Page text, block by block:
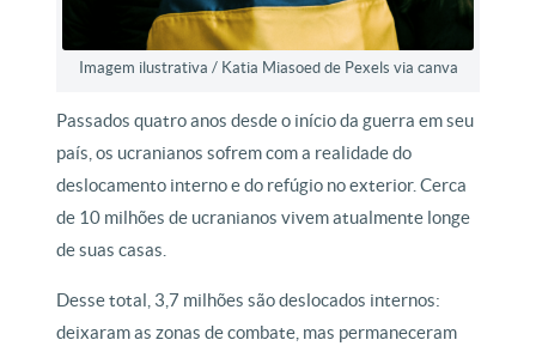
Imagem ilustrativa / Katia Miasoed de Pexels via canva
Passados quatro anos desde o início da guerra em seu
país, os ucranianos sofrem com a realidade do
deslocamento interno e do refúgio no exterior. Cerca
de 10 milhões de ucranianos vivem atualmente longe
de suas casas.
Desse total, 3,7 milhões são deslocados internos:
deixaram as zonas de combate, mas permaneceram